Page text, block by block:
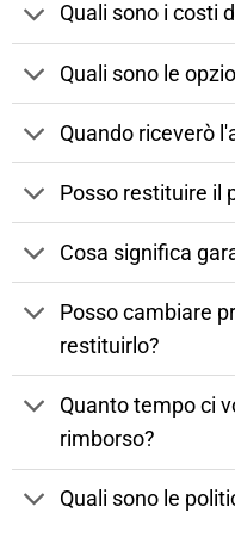
Quali sono i costi
Quali sono le
Quando riceverò
Posso restituire il
Cosa significa
Posso cambiare
restituirlo?
Quanto tempo ci
rimborso?
Quali sono le